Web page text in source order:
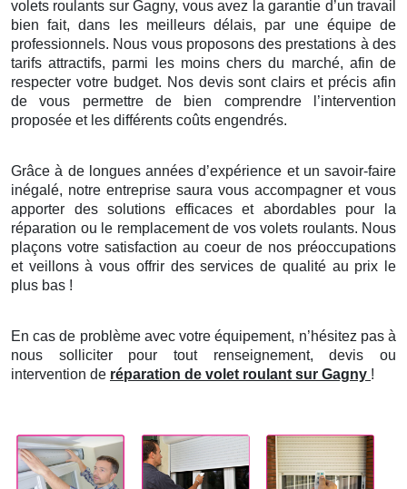
volets roulants sur Gagny, vous avez la garantie d’un travail
bien fait, dans les meilleurs délais, par une équipe de
professionnels. Nous vous proposons des prestations à des
tarifs attractifs, parmi les moins chers du marché, afin de
respecter votre budget. Nos devis sont clairs et précis afin
de vous permettre de bien comprendre l’intervention
proposée et les différents coûts engendrés.
Grâce à de longues années d’expérience et un savoir-faire
inégalé, notre entreprise saura vous accompagner et vous
apporter des solutions efficaces et abordables pour la
réparation ou le remplacement de vos volets roulants. Nous
plaçons votre satisfaction au coeur de nos préoccupations
et veillons à vous offrir des services de qualité au prix le
plus bas !
En cas de problème avec votre équipement, n’hésitez pas à
nous solliciter pour tout renseignement, devis ou
intervention de réparation de volet roulant sur Gagny !